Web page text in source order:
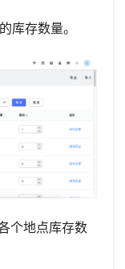
库存数量。
个地点库存数